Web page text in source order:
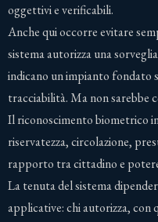
oggettivi e verificabili.
Anche qui occorre evitare
sistema autorizza una
indicano un impianto fondato
tracciabilità. Ma non sarebbe
Il riconoscimento biometrico
riservatezza, circolazione,
rapporto tra cittadino e
La tenuta del sistema
applicative: chi autorizza, con